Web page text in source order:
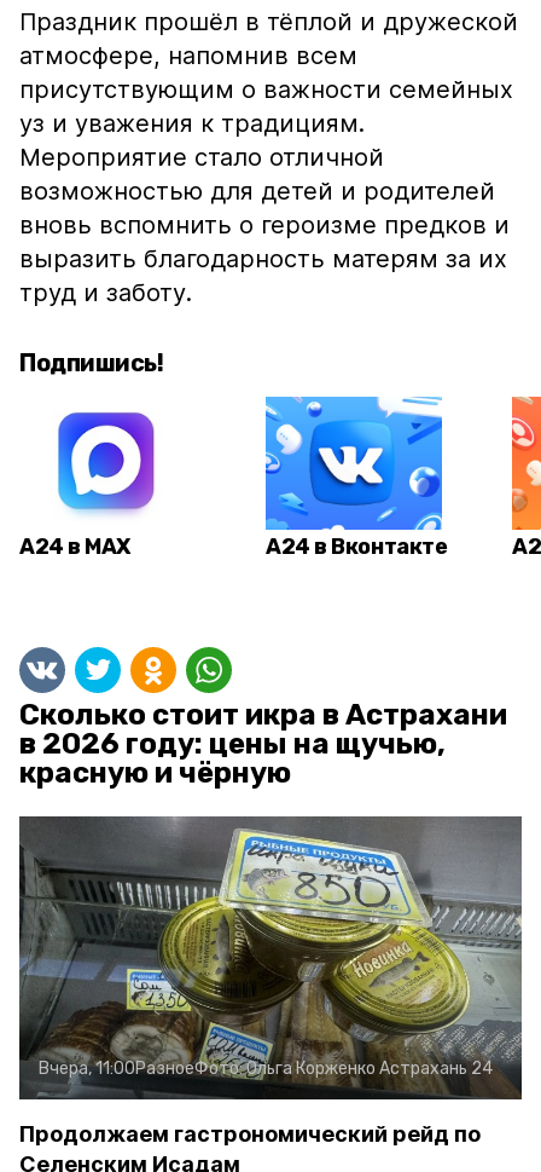
Праздник прошёл в тёплой и дружеской
атмосфере, напомнив всем
присутствующим о важности семейных
уз и уважения к традициям.
Мероприятие стало отличной
возможностью для детей и родителей
вновь вспомнить о героизме предков и
выразить благодарность матерям за их
труд и заботу.
Подпишись!
А24 в MAX А24 в Вконтакте
Сколько стоит икра в Астрахани
в 2026 году: цены на щучью,
красную и чёрную
Вчера, 11:00РазноеФото:Ольга Корженко Астрахань 24
Продолжаем гастрономический рейд по
Селенским Исадам